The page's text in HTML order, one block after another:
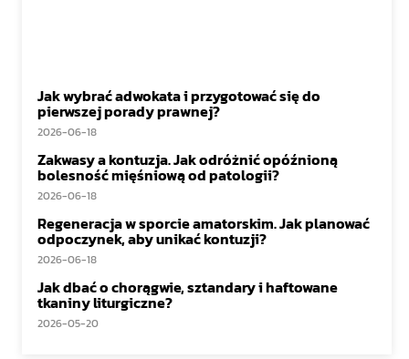
Jak wybrać adwokata i przygotować się do
pierwszej porady prawnej?
2026-06-18
Zakwasy a kontuzja. Jak odróżnić opóźnioną
bolesność mięśniową od patologii?
2026-06-18
Regeneracja w sporcie amatorskim. Jak planować
odpoczynek, aby unikać kontuzji?
2026-06-18
Jak dbać o chorągwie, sztandary i haftowane
tkaniny liturgiczne?
2026-05-20